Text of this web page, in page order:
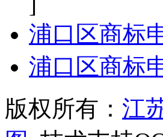
浦口区商标
浦口区商标
版权所有： 江